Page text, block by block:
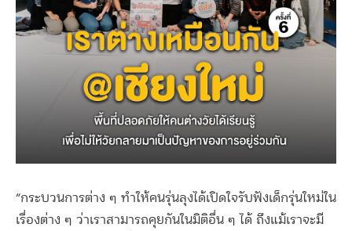
“กระบวนการต่าง ๆ ทำให้คนรุ่นลุงได้เปิดใจรับฟังเด็กรุ่นใหม่ใน
เรื่องต่าง ๆ ว่าเราสามารถคุยกันในมิติอื่น ๆ ได้ ถึงแม้เราจะมี